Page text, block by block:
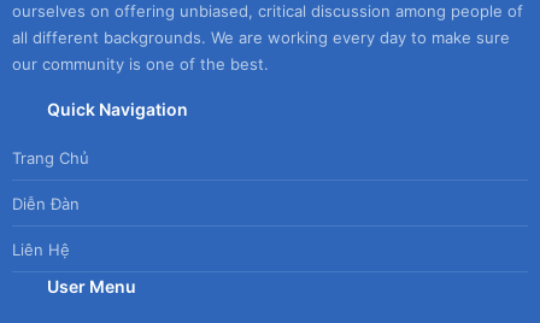
ourselves on offering unbiased, critical discussion among people of
all different backgrounds. We are working every day to make sure
our community is one of the best.
Quick Navigation
Trang Chủ
Diễn Đàn
Liên Hệ
User Menu